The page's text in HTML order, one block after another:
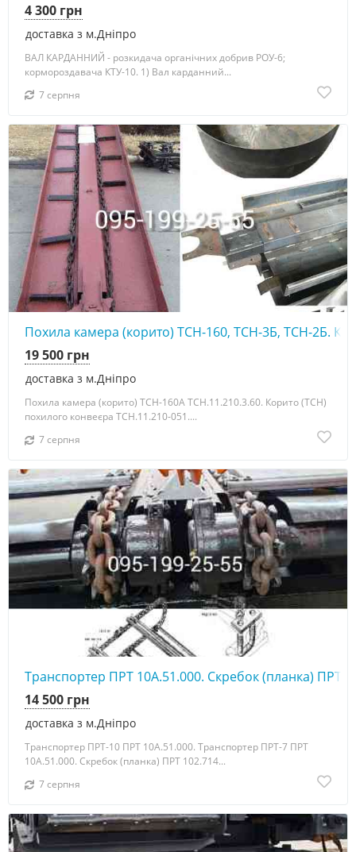
доставка з м.Дніпро
4 300 грн
ВАЛ КАРДАННИЙ - розкидача органічних добрив РОУ-6;
кормороздавача КТУ-10. 1) Вал карданний...
7 серпня
Похила камера (корито) ТСН-160, ТСН-3Б, ТСН-2Б.
доставка з м.Дніпро
19 500 грн
Похила камера (корито) ТСН-160А ТСН.11.210.3.60. Корито (ТСН)
похилого конвеєра ТСН.11.210-051....
7 серпня
Транспортер ПРТ 10А.51.000. Скребок (планка) ПРТ
доставка з м.Дніпро
14 500 грн
Транспортер ПРТ-10 ПРТ 10А.51.000. Транспортер ПРТ-7 ПРТ
10А.51.000. Скребок (планка) ПРТ 102.714...
7 серпня